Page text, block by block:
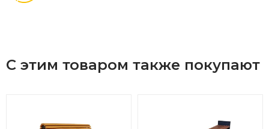
С этим товаром также покупают